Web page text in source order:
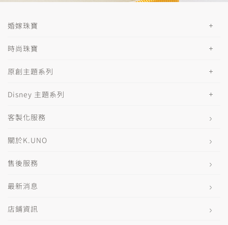
婚嫁珠寶
時尚珠寶
原創主題系列
Disney 主題系列
客製化服務
關於K.UNO
售後服務
最新消息
店鋪資訊